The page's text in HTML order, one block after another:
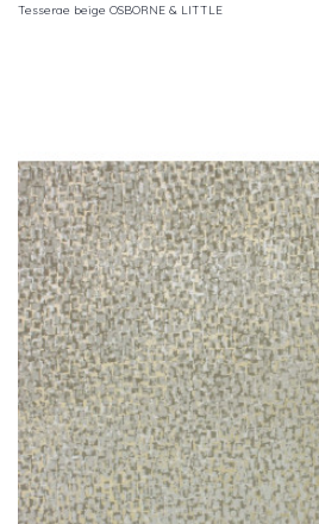
Tesserae beige OSBORNE & LITTLE